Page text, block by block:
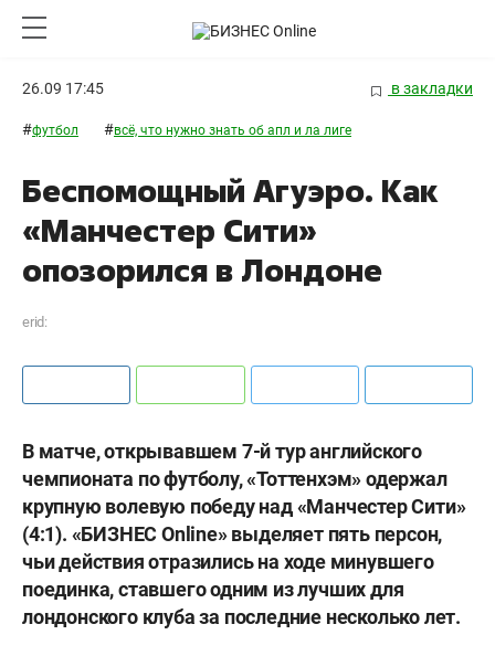
26.09 17:45 в закладки
#футбол #всё, что нужно знать об апл и ла лиге
Беспомощный Агуэро. Как
«Манчестер Сити»
опозорился в Лондоне
erid:
В матче, открывавшем 7-й тур английского
чемпионата по футболу, «Тоттенхэм» одержал
крупную волевую победу над «Манчестер Сити»
(4:1). «БИЗНЕСOnline» выделяет пять персон,
чьи действия отразились на ходе минувшего
поединка, ставшего одним из лучших для
лондонского клуба за последние несколько лет.